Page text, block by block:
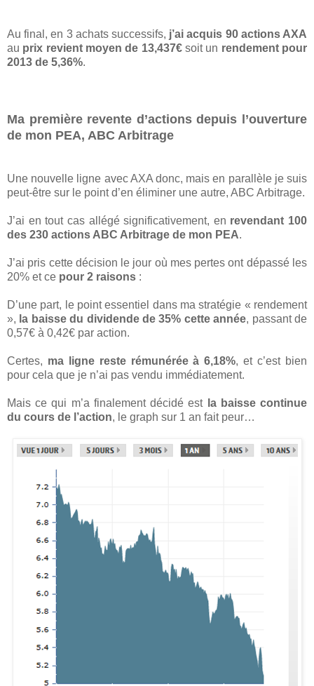
Au final, en 3 achats successifs, j’ai acquis 90 actions AXA
au prix revient moyen de 13,437€soit un rendement pour
2013 de 5,36%.
Ma première revente d’actions depuis l’ouverture
de mon PEA, ABC Arbitrage
Une nouvelle ligne avec AXA donc, mais en parallèle je suis
peut-être sur le point d’en éliminer une autre, ABC Arbitrage.
J’ai en tout cas allégé significativement, en revendant 100
des 230 actions ABC Arbitrage de mon PEA.
J’ai pris cette décision le jour où mes pertes ont dépassé les
20% et ce pour 2 raisons :
D’une part, le point essentiel dans ma stratégie « rendement
», la baisse du dividende de 35% cette année, passant de
0,57€ à 0,42€ par action.
Certes, ma ligne reste rémunérée à 6,18%, et c’est bien
pour cela que je n’ai pas vendu immédiatement.
Mais ce qui m’a finalement décidé est la baisse continue
du cours de l’action, le graph sur 1 an fait peur…